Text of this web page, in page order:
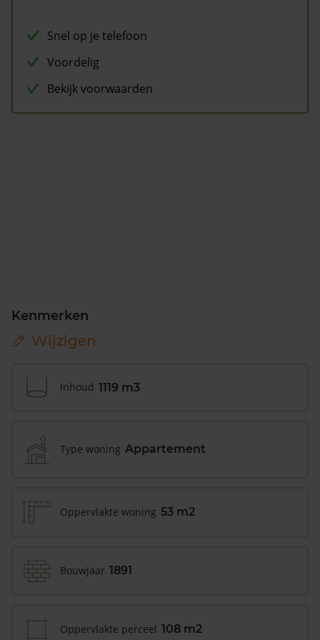
Snel op je telefoon
Voordelig
Bekijk voorwaarden
Kenmerken
Wijzigen
Inhoud 1119 m3
Type woning Appartement
Oppervlakte woning 53 m2
Bouwjaar 1891
Oppervlakte perceel 108 m2